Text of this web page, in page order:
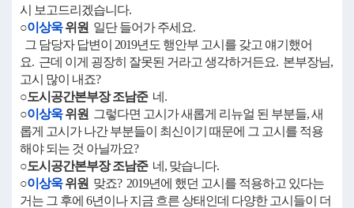
시 보고드리겠습니다.
○이상욱위원 일단 들어가 주세요.
그 담당자 답변이 2019년도 행안부 고시를 갖고 얘기했어
요. 근데 이게 굉장히 잘못된 거라고 생각하거든요. 본부장님,
고시 많이 내죠?
○도시공간본부장 조남준네.
○이상욱위원 그렇다면 고시가 새롭게 리뉴얼 된 부분들, 새
롭게 고시가 나간 부분들이 최신이기 때문에 그 고시를 적용
해야 되는 것 아닐까요?
○도시공간본부장 조남준네, 맞습니다.
○이상욱위원 맞죠? 2019년에 했던 고시를 적용하고 있다는
거는 그 후에 6년이나 지금 흐른 상태인데 다양한 고시들이 더